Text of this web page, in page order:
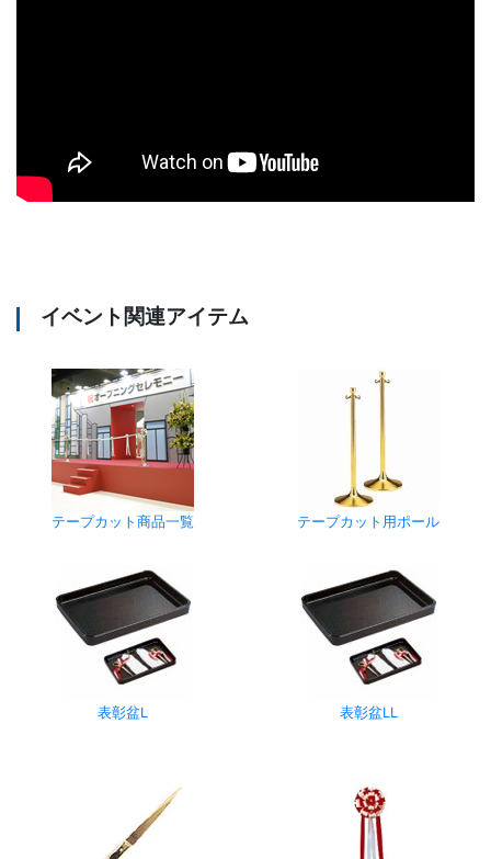
イベント関連アイテム
テープカット商品一覧 テープカット用ポール
表彰盆L 表彰盆LL